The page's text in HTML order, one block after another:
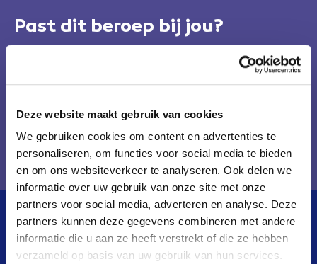
Deze website maakt gebruik van cookies
We gebruiken cookies om content en advertenties te
personaliseren, om functies voor social media te bieden
en om ons websiteverkeer te analyseren. Ook delen we
informatie over uw gebruik van onze site met onze
partners voor social media, adverteren en analyse. Deze
partners kunnen deze gegevens combineren met andere
informatie die u aan ze heeft verstrekt of die ze hebben
verzameld op basis van uw gebruik van hun services.
Past dit beroep bij jou?
Je houdt van bakken en kunt goed leiding geven. Je
bent creatief en je kunt goed improviseren bij het
Daarnaast ben je zakelijk, kritisch, ondernemend en
werk je netjes en zelfstandig. Maar je kunt ook in
teamverband werken. En: je hebt een groot
verantwoordelijkheidsgevoel.
In het kort De opleiding